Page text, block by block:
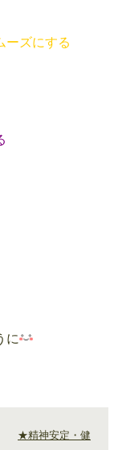
ーズにする
に
★精神安定・健